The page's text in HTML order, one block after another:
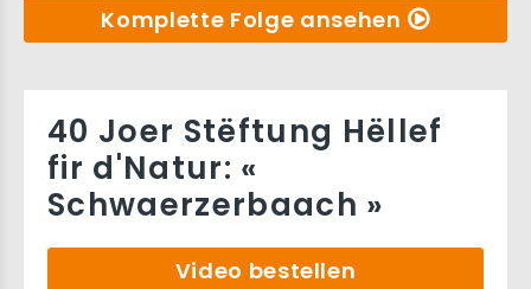
Komplette Folge ansehen
40 Joer Stëftung Hëllef
fir d'Natur: «
Schwaerzerbaach »
Video bestellen